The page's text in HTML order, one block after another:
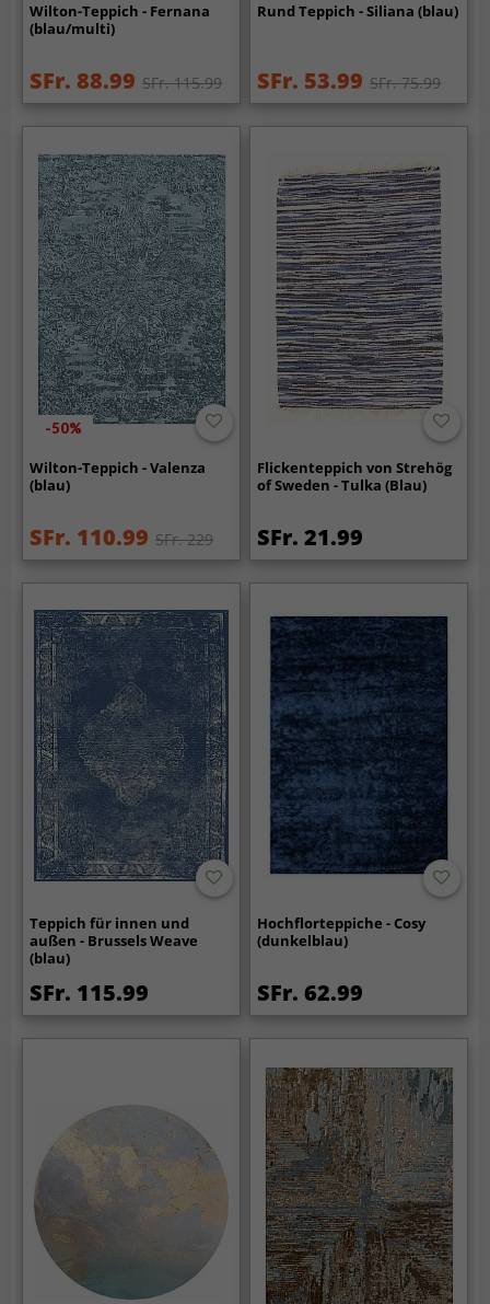
Wilton-Teppich - Fernana
(blau/multi)
SFr. 88.99 SFr. 115.99
Rund Teppich - Siliana (blau)
SFr. 53.99 SFr. 75.99
-50%
Wilton-Teppich - Valenza
(blau)
SFr. 110.99 SFr. 229
Flickenteppich von Strehög
of Sweden - Tulka (Blau)
SFr. 21.99
Teppich für innen und
außen - Brussels Weave
(blau)
SFr. 115.99
Hochflorteppiche - Cosy
(dunkelblau)
SFr. 62.99